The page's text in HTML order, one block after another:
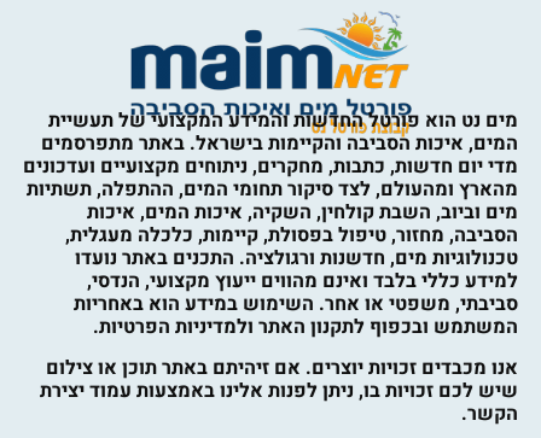
מים נט הוא פורטל החדשות והמידע המקצועי של תעשיית
המים, איכות הסביבה והקיימות בישראל. באתר מתפרסמים
מדי יום חדשות, כתבות, מחקרים, ניתוחים מקצועיים ועדכונים
מהארץ ומהעולם, לצד סיקור תחומי המים, ההתפלה, תשתיות
מים וביוב, השבת קולחין, השקיה, איכות המים, איכות
הסביבה, מחזור, טיפול בפסולת, קיימות, כלכלה מעגלית,
טכנולוגיות מים, חדשנות ורגולציה. התכנים באתר נועדו
למידע כללי בלבד ואינם מהווים ייעוץ מקצועי, הנדסי,
סביבתי, משפטי או אחר. השימוש במידע הוא באחריות
המשתמש ובכפוף לתקנון האתר ולמדיניות הפרטיות.
אנו מכבדים זכויות יוצרים. אם זיהיתם באתר תוכן או צילום
שיש לכם זכויות בו, ניתן לפנות אלינו באמצעות עמוד יצירת
הקשר.